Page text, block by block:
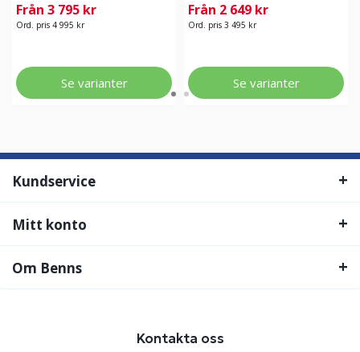
Från 3 795 kr
Ord. pris 4 995 kr
Se varianter
Från 2 649 kr
Ord. pris 3 495 kr
Se varianter
Kundservice
Mitt konto
Om Benns
Kontakta oss